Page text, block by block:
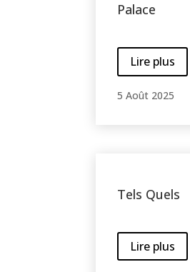
Palace
Lire plus
5 Août 2025
Tels Quels
Lire plus